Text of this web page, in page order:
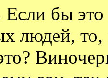
Если бы
людей, то,